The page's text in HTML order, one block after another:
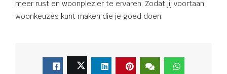
meer rust en woonplezier te ervaren. Zodat jij voortaan
woonkeuzes kunt maken die je goed doen.